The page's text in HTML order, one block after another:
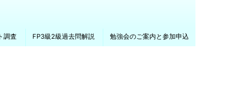
調査 FP3級2級過去問解説 勉強会のご案内と参加申込